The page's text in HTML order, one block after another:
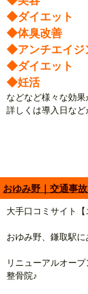
◆ダイエット
◆体臭改善
◆アンチエイジ
◆ダイエット
◆妊活
などなど様々な効果
詳しくは導入日な
おゆみ野｜交通事
大手口コミサイト
おゆみ野、鎌取駅
リニューアルオー
整骨院♪